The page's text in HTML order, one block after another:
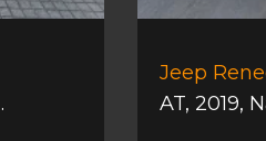
Jeep
AT, 2019,